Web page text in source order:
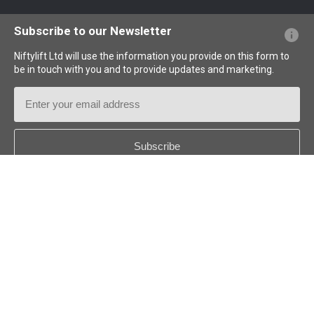
PFs sobre el sitio web
Terminología explicada
Iconos explicados
Subscribe to our Newsletter
Niftylift Ltd will use the information you provide on this form to
be in touch with you and to provide updates and marketing.
*Country